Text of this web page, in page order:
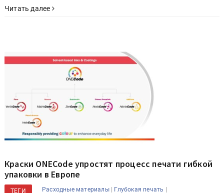
Читать далее
Краски ONECode упростят процесс печати гибкой
упаковки в Европе
ТЕГИ Расходные материалы| Глубокая печать |